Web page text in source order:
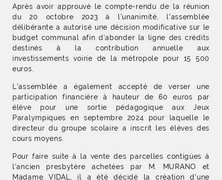
Après avoir approuvé le compte-rendu de la réunion
du 20 octobre 2023 à l’unanimité, l’assemblée
délibérante a autorisé une décision modificative sur le
budget communal afin d’abonder la ligne des crédits
destinés à la contribution annuelle aux
investissements voirie de la métropole pour 15 500
euros.
L'assemblée a également accepté de verser une
participation financière à hauteur de 60 euros par
élève pour une sortie pédagogique aux Jeux
Paralympiques en septembre 2024 pour laquelle le
directeur du groupe scolaire a inscrit les élèves des
cours moyens.
Pour faire suite à la vente des parcelles contigües à
l’ancien presbytère achetées par M. MURANO et
Madame VIDAL, il a été décidé la création d’une